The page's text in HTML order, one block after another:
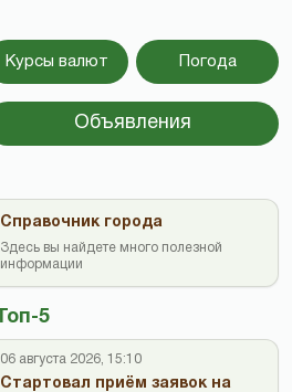
Курсы валют Погода
Объявления
Топ-5
06 августа 2026, 15:10
Стартовал приём заявок на
Справочник города
Здесь вы найдете много полезной
информации